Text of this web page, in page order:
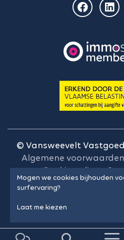
© Vansweevelt Vastgoed
Algemene
Cookie policy •
BIV-plichtenleer •
Mogen we cookies bijhouden
surfervaring?
Laat me kiezen